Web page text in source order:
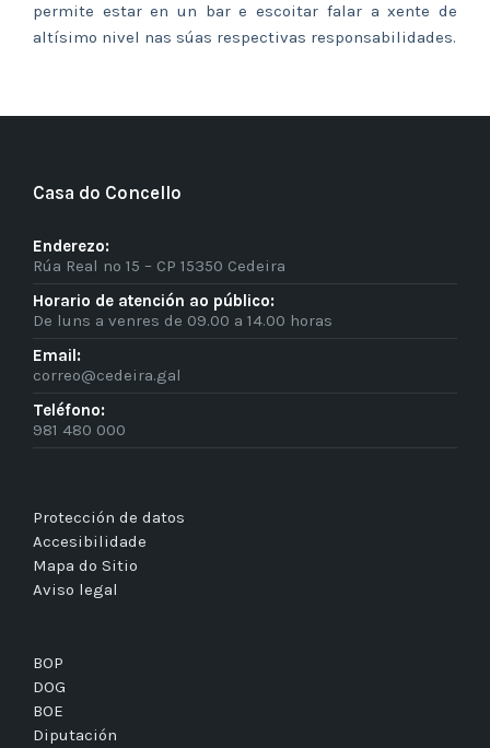
permite estar en un bar e escoitar falar a xente de
altísimo nivel nas súas respectivas responsabilidades.
Casa do Concello
Enderezo:
Rúa Real nº 15 – CP 15350 Cedeira
Horario de atención ao público:
De luns a venres de 09.00 a 14.00 horas
Email:
correo@cedeira.gal
Teléfono:
981 480 000
Protección de datos
Accesibilidade
Mapa do Sitio
Aviso legal
BOP
DOG
BOE
Diputación